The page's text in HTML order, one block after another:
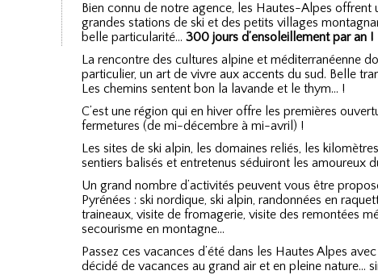
Bien connu de notre agence, les Hautes-Alpes offrent
grandes stations de ski et des petits villages
belle particularité… 300 jours d’ensoleillement par an !
La rencontre des cultures alpine et méditerranéenne
particulier, un art de vivre aux accents du sud. Belle
Les chemins sentent bon la lavande et le thym… !
C’est une région qui en hiver offre les premières
fermetures (de mi-décembre à mi-avril) !
Les sites de ski alpin, les domaines reliés, les
sentiers balisés et entretenus séduiront les amoureux
Un grand nombre d’activités peuvent vous être
Pyrénées : ski nordique, ski alpin, randonnées en
traineaux, visite de fromagerie, visite des remontées
secourisme en montagne…
Passez ces vacances d’été dans les Hautes Alpes
décidé de vacances au grand air et en pleine nature…